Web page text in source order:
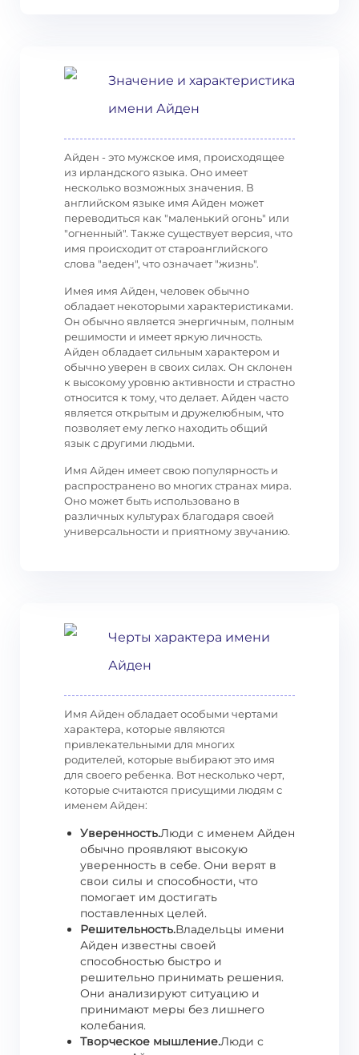
Значение и характеристика
имени Айден
Айден - это мужское имя, происходящее
из ирландского языка. Оно имеет
несколько возможных значения. В
английском языке имя Айден может
переводиться как "маленький огонь" или
"огненный". Также существует версия, что
имя происходит от староанглийского
слова "аеден", что означает "жизнь".
Имея имя Айден, человек обычно
обладает некоторыми характеристиками.
Он обычно является энергичным, полным
решимости и имеет яркую личность.
Айден обладает сильным характером и
обычно уверен в своих силах. Он склонен
к высокому уровню активности и страстно
относится к тому, что делает. Айден часто
является открытым и дружелюбным, что
позволяет ему легко находить общий
язык с другими людьми.
Имя Айден имеет свою популярность и
распространено во многих странах мира.
Оно может быть использовано в
различных культурах благодаря своей
универсальности и приятному звучанию.
Черты характера имени
Айден
Имя Айден обладает особыми чертами
характера, которые являются
привлекательными для многих
родителей, которые выбирают это имя
для своего ребенка. Вот несколько черт,
которые считаются присущими людям с
именем Айден:
Уверенность.Люди с именем Айден
обычно проявляют высокую
уверенность в себе. Они верят в
свои силы и способности, что
помогает им достигать
поставленных целей.
Решительность.Владельцы имени
Айден известны своей
способностью быстро и
решительно принимать решения.
Они анализируют ситуацию и
принимают меры без лишнего
колебания.
Творческое мышление.Люди с